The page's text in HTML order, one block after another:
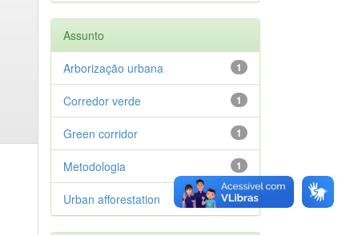
Assunto
1
Arborização urbana
1
Corredor verde
1
Green corridor
1
Metodologia
1
Urban afforestation